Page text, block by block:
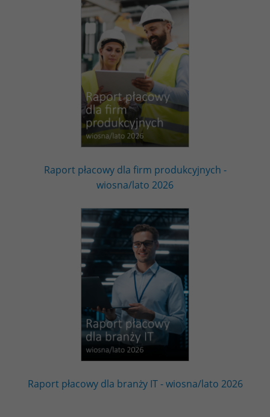
Raport płacowy dla firm produkcyjnych -
wiosna/lato 2026
Raport płacowy dla branży IT - wiosna/lato 2026